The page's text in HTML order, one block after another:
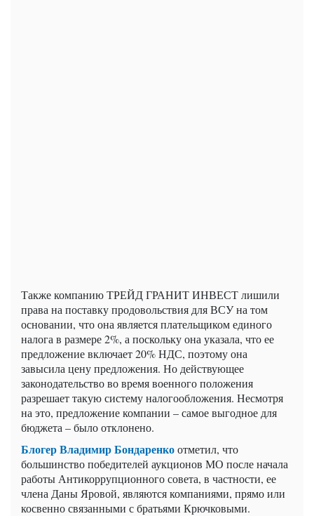
Также компанию ТРЕЙД ГРАНИТ ИНВЕСТ лишили
права на поставку продовольствия для ВСУ на том
основании, что она является плательщиком единого
налога в размере 2%, а поскольку она указала, что ее
предложение включает 20% НДС, поэтому она
завысила цену предложения. Но действующее
законодательство во время военного положения
разрешает такую систему налогообложения. Несмотря
на это, предложение компании – самое выгодное для
бюджета – было отклонено.
Блогер Владимир Бондаренкоотметил, что
большинство победителей аукционов МО после начала
работы Антикоррупционного совета, в частности, ее
члена Даны Яровой, являются компаниями, прямо или
косвенно связанными с братьями Крючковыми.